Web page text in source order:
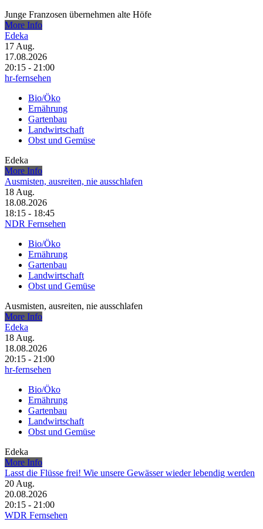
Junge Franzosen übernehmen alte Höfe
More Info
Edeka
17 Aug.
17.08.2026
20:15 - 21:00
hr-fernsehen
Bio/Öko
Ernährung
Gartenbau
Landwirtschaft
Obst und Gemüse
Edeka
More Info
Ausmisten, ausreiten, nie ausschlafen
18 Aug.
18.08.2026
18:15 - 18:45
NDR Fernsehen
Bio/Öko
Ernährung
Gartenbau
Landwirtschaft
Obst und Gemüse
Ausmisten, ausreiten, nie ausschlafen
More Info
Edeka
18 Aug.
18.08.2026
20:15 - 21:00
hr-fernsehen
Bio/Öko
Ernährung
Gartenbau
Landwirtschaft
Obst und Gemüse
Edeka
More Info
Lasst die Flüsse frei! Wie unsere Gewässer wieder lebendig werden
20 Aug.
20.08.2026
20:15 - 21:00
WDR Fernsehen